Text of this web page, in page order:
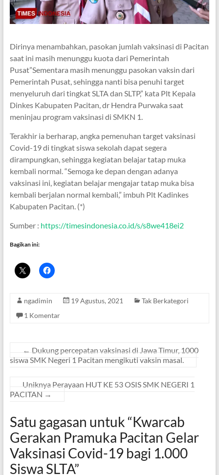
Dirinya menambahkan, pasokan jumlah vaksinasi di Pacitan
saat ini masih menunggu kuota dari Pemerintah
Pusat”Sementara masih menunggu pasokan vaksin dari
Pemerintah Pusat, sehingga nanti bisa penuhi target
menyeluruh dari tingkat SLTA dan SLTP,” kata Plt Kepala
Dinkes Kabupaten Pacitan, dr Hendra Purwaka saat
meninjau program vaksinasi di SMKN 1.
Terakhir ia berharap, angka pemenuhan target vaksinasi
Covid-19 di tingkat siswa sekolah dapat segera
dirampungkan, sehingga kegiatan belajar tatap muka
kembali normal. “Semoga ke depan dengan adanya
vaksinasi ini, kegiatan belajar mengajar tatap muka bisa
kembali berjalan normal kembali,” imbuh Plt Kadinkes
Kabupaten Pacitan. (*)
Sumber : https://timesindonesia.co.id/s/s8we418ei2
Bagikan ini:
ngadimin 19 Agustus, 2021
Tak Berkategori
1 Komentar
← Dukung percepatan vaksinasi di Jawa Timur, 1000
siswa SMK Negeri 1 Pacitan mengikuti vaksin masal.
Uniknya Perayaan HUT KE 53 OSIS SMK NEGERI 1
PACITAN →
Satu gagasan untuk “Kwarcab
Gerakan Pramuka Pacitan Gelar
Vaksinasi Covid-19 bagi 1.000
Siswa SLTA”